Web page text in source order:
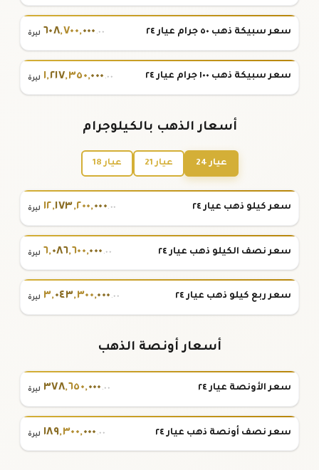
سعر سبيكة ذهب ٥٠ جرام عيار ٢٤ ٦٠٨,٧٠٠,٠٠٠ .٠٠ ليرة
سعر سبيكة ذهب ١٠٠ جرام عيار ٢٤ ١,٢١٧,٣٥٠,٠٠٠ .٠٠ ليرة
أسعار الذهب بالكيلوجرام
عيار 24 عيار 21 عيار 18
سعر كيلو ذهب عيار ٢٤ ١٢,١٧٣,٢٠٠,٠٠٠.٠٠ ليرة
سعر نصف الكيلو ذهب عيار ٢٤ ٦,٠٨٦,٦٠٠,٠٠٠ .٠٠ ليرة
سعر ربع كيلو ذهب عيار ٢٤ ٣,٠٤٣,٣٠٠,٠٠٠ .٠٠ ليرة
أسعار أونصة الذهب
سعر الأونصة عيار ٢٤ ٣٧٨,٦٥٠,٠٠٠ .٠٠ ليرة
سعر نصف أونصة ذهب عيار ٢٤ ١٨٩,٣٠٠,٠٠٠ .٠٠ ليرة